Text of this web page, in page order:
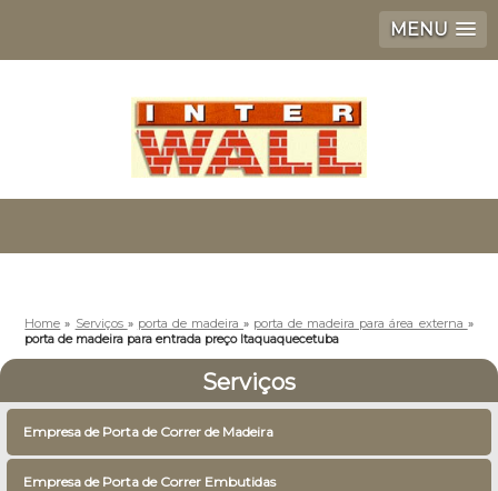
MENU
Home » Serviços » porta de madeira» porta de madeira para área externa »
porta de madeira para entrada preço Itaquaquecetuba
Serviços
Empresa de Porta de Correr de Madeira
Empresa de Porta de Correr Embutidas